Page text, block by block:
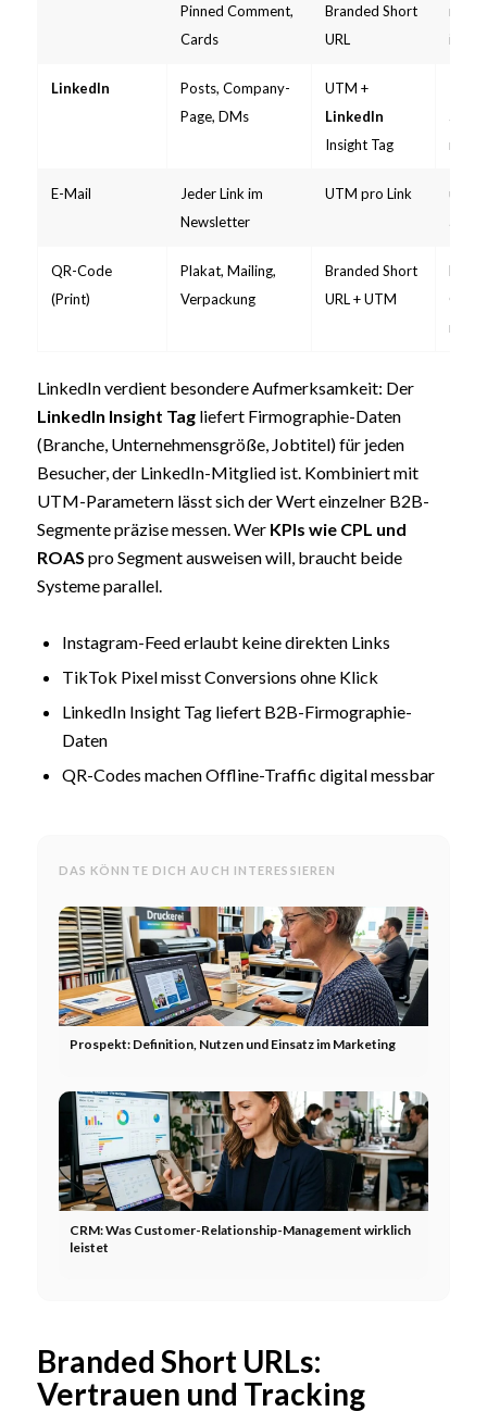
Pinned Comment,
Cards
Branded Short
URL
LinkedIn
Posts, Company-
Page, DMs
UTM +
LinkedIn
Insight Tag
E-Mail
Jeder Link im
Newsletter
UTM pro Link
als
QR-Code
(Print)
Plakat, Mailing,
Verpackung
Branded Short
URL + UTM
LinkedIn verdient besondere Aufmerksamkeit: Der
LinkedIn Insight Tagliefert Firmographie-Daten
(Branche, Unternehmensgröße, Jobtitel) für jeden
Besucher, der LinkedIn-Mitglied ist. Kombiniert mit
UTM-Parametern lässt sich der Wert einzelner B2B-
Segmente präzise messen. Wer KPIs wie CPL und
ROAS pro Segment ausweisen will, braucht beide
Systeme parallel.
Instagram-Feed erlaubt keine direkten Links
TikTok Pixel misst Conversions ohne Klick
LinkedIn Insight Tag liefert B2B-Firmographie-
Daten
QR-Codes machen Offline-Traffic digital messbar
DAS KÖNNTE DICH AUCH INTERESSIEREN
Prospekt: Definition, Nutzen und Einsatz im Marketing
CRM: Was Customer-Relationship-Management wirklich
leistet
Branded Short URLs:
Vertrauen und Tracking